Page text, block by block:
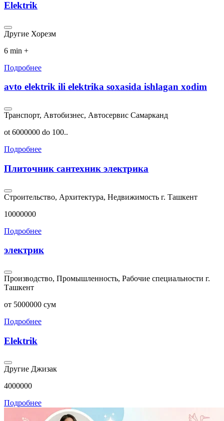
Elektrik
Другие Хорезм
6 min +
Подробнее
avto elektrik ili elektrika soxasida ishlagan xodim
Транспорт, Автобизнес, Автосервис Самарканд
ot 6000000 do 100..
Подробнее
Плиточник сантехник электрика
Строительство, Архитектура, Недвижимость г. Ташкент
10000000
Подробнее
электрик
Производство, Промышленность, Рабочие специальности г.
Ташкент
от 5000000 сум
Подробнее
Elektrik
Другие Джизак
4000000
Подробнее